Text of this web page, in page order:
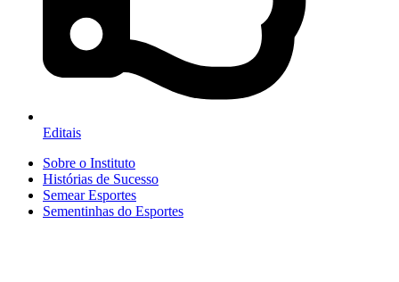
Editais
Sobre o Instituto
Histórias de Sucesso
Semear Esportes
Sementinhas do Esportes